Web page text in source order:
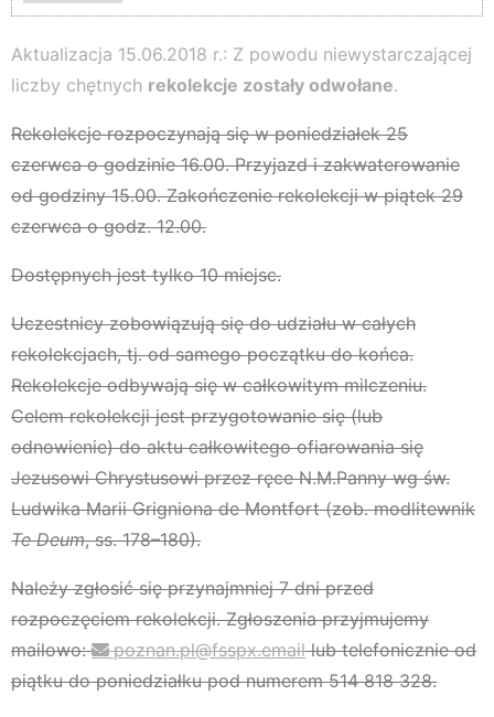
Aktualizacja 15.06.2018 r.: Z powodu niewystarczającej
liczby chętnych rekolekcje zostały odwołane.
Rekolekcje rozpoczynają się w poniedziałek 25
czerwca o godzinie 16.00. Przyjazd i zakwaterowanie
od godziny 15.00. Zakończenie rekolekcji w piątek 29
czerwca o godz. 12.00.
Dostępnych jest tylko 10 miejsc.
Uczestnicy zobowiązują się do udziału w całych
rekolekcjach, tj. od samego początku do końca.
Rekolekcje odbywają się w całkowitym milczeniu.
Celem rekolekcji jest przygotowanie się (lub
odnowienie) do aktu całkowitego ofiarowania się
Jezusowi Chrystusowi przez ręce N.M.Panny wg św.
Ludwika Marii Grigniona de Montfort (zob. modlitewnik
Te Deum, ss. 178–180).
Należy zgłosić się przynajmniej 7 dni przed
rozpoczęciem rekolekcji. Zgłoszenia przyjmujemy
mailowo:
poznan.pl@fsspx.emaillub telefonicznie od
piątku do poniedziałku pod numerem 514 818 328.